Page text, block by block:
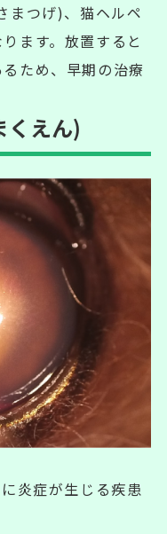
まつげ)、猫ヘルペ
ます。放置すると
ため、早期の治療
くえん)
炎症が生じる疾患